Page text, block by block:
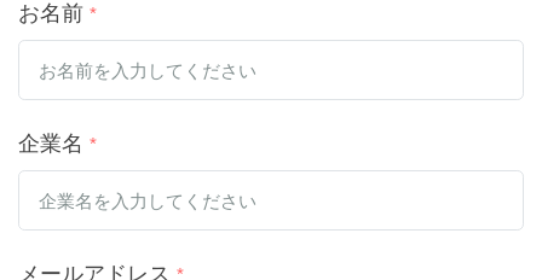
お名前 *
企業名 *
メールアドレス *